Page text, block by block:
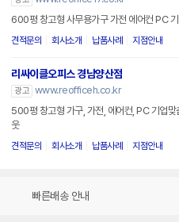
600평 창고형 사무용가구 가전 에어컨 PC
견적문의 회사소개 납품사례 지점안내
리싸이클오피스 경남양산점
광고 www.reofficeh.co.kr
500평 창고형 가구, 가전, 에어컨, PC 기업맞
웃
견적문의 회사소개 납품사례 지점안내
빠른배송 안내